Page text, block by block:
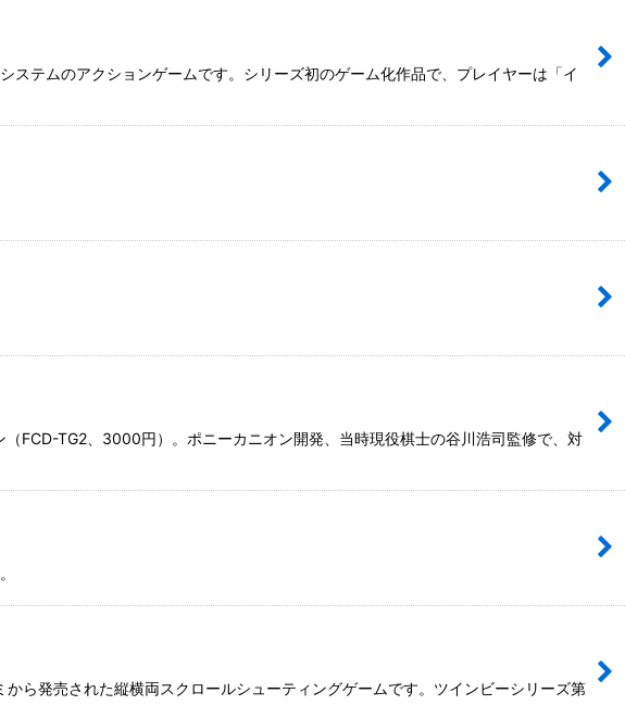
ステムのアクションゲームです。シリーズ初のゲーム化作品で、プレイヤーは「イ
FCD-TG2、3000円）。ポニーカニオン開発、当時現役棋士の谷川浩司監修で、対
ら発売された縦横両スクロールシューティングゲームです。ツインビーシリーズ第